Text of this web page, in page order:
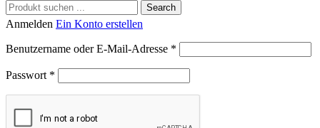
Search
Anmelden Ein Konto erstellen
Benutzername oder E-Mail-Adresse *
Passwort *